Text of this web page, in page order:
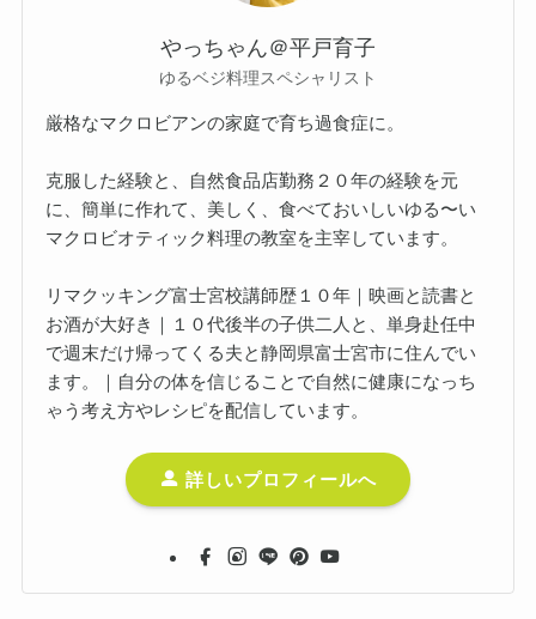
やっちゃん＠平戸育子
ゆるベジ料理スペシャリスト
厳格なマクロビアンの家庭で育ち過食症に。
克服した経験と、自然食品店勤務２０年の経験を元
に、簡単に作れて、美しく、食べておいしいゆる〜い
マクロビオティック料理の教室を主宰しています。
リマクッキング富士宮校講師歴１０年｜映画と読書と
お酒が大好き｜１０代後半の子供二人と、単身赴任中
で週末だけ帰ってくる夫と静岡県富士宮市に住んでい
ます。｜自分の体を信じることで自然に健康になっち
ゃう考え方やレシピを配信しています。
詳しいプロフィールへ